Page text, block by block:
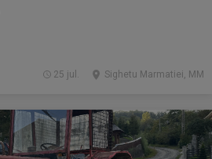
Sighetu Marmatiei, MM
25 jul.